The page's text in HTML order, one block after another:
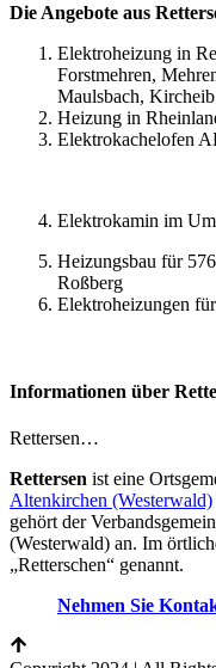
Die Angebote aus
Elektroheizung in
Forstmehren,
Maulsbach, Kircheib
Heizung in
Elektrokachelofen
Elektrokamin im
Heizungsbau für
Roßberg
Elektroheizungen
Informationen über
Rettersen…
Rettersen ist eine
Altenkirchen (Westerwald)
gehört der
(Westerwald) an. Im
„Retterschen“ genannt.
Nehmen Sie